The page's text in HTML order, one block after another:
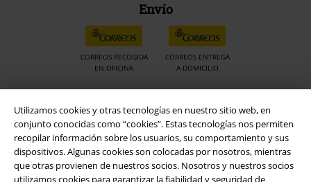
Utilizamos cookies y otras tecnologías en nuestro sitio web, en
conjunto conocidas como “cookies”. Estas tecnologías nos permiten
recopilar información sobre los usuarios, su comportamiento y sus
dispositivos. Algunas cookies son colocadas por nosotros, mientras
que otras provienen de nuestros socios. Nosotros y nuestros socios
Envío
CORREOS RECOGIDA
EN OFICINA
CORREOS ENTREGA
A DOMICILIO
App de EMP
¡Descarga la nueva App EMP totalmente GRATIS y disfruta de todas
sus nuevas funciones y ventajas!